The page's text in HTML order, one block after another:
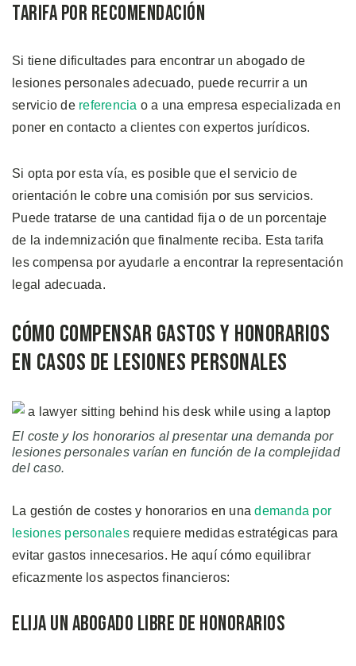
Tarifa por Recomendación
Si tiene dificultades para encontrar un abogado de
lesiones personales adecuado, puede recurrir a un
servicio de referencia o a una empresa especializada en
poner en contacto a clientes con expertos jurídicos.
Si opta por esta vía, es posible que el servicio de
orientación le cobre una comisión por sus servicios.
Puede tratarse de una cantidad fija o de un porcentaje
de la indemnización que finalmente reciba. Esta tarifa
les compensa por ayudarle a encontrar la representación
legal adecuada.
Cómo Compensar Gastos y Honorarios
en Casos de Lesiones Personales
El coste y los honorarios al presentar una demanda por
lesiones personales varían en función de la complejidad
del caso.
La gestión de costes y honorarios en unademanda por
lesiones personalesrequiere medidas estratégicas para
evitar gastos innecesarios. He aquí cómo equilibrar
eficazmente los aspectos financieros:
Elija un Abogado Libre de Honorarios